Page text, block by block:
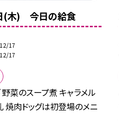
(木) 今日の給食
17
17
野菜のスープ煮 キャラメル
焼肉ドッグは初登場のメニ